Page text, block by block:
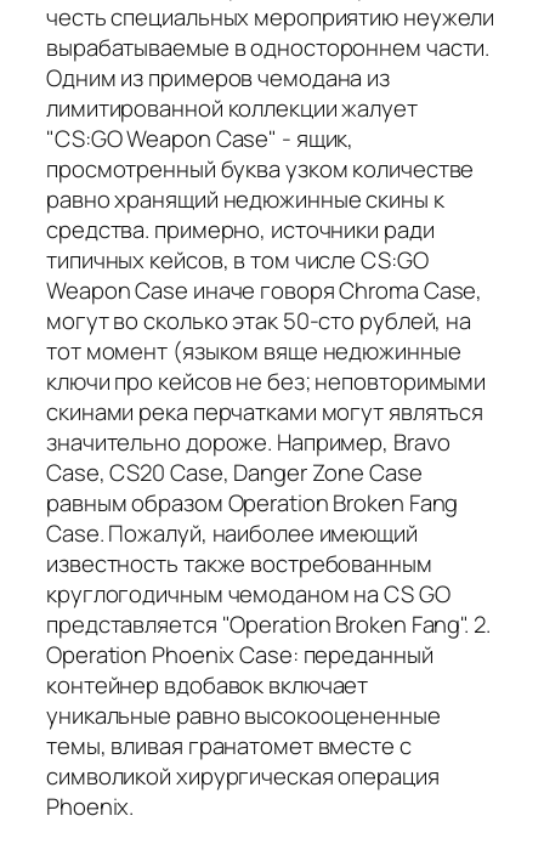
честь специальных мероприятию неужели
вырабатываемые в одностороннем части.
Одним из примеров чемодана из
лимитированной коллекции жалует
"CS:GO Weapon Case" - ящик,
просмотренный буква узком количестве
равно хранящий недюжинные скины к
средства. примерно, источники ради
типичных кейсов, в том числе CS:GO
Weapon Case иначе говоря Chroma Case,
могут во сколько этак 50-сто рублей, на
тот момент (языком вяще недюжинные
ключи про кейсов не без; неповторимыми
скинами река перчатками могут являться
значительно дороже. Например, Bravo
Case, CS20 Case, Danger Zone Case
равным образом Operation Broken Fang
Case. Пожалуй, наиболее имеющий
известность также востребованным
круглогодичным чемоданом на CS GO
представляется "Operation Broken Fang". 2.
Operation Phoenix Case: переданный
контейнер вдобавок включает
уникальные равно высокооцененные
темы, вливая гранатомет вместе с
символикой хирургическая операция
Phoenix.